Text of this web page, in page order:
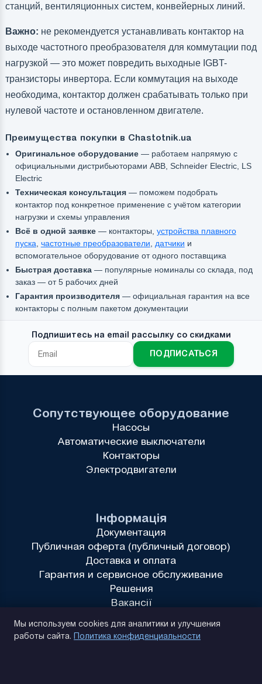
станций, вентиляционных систем, конвейерных линий.
Важно: не рекомендуется устанавливать контактор на
выходе частотного преобразователя для коммутации под
нагрузкой — это может повредить выходные IGBT-
транзисторы инвертора. Если коммутация на выходе
необходима, контактор должен срабатывать только при
нулевой частоте и остановленном двигателе.
Преимущества покупки в Chastotnik.ua
Оригинальное оборудование— работаем напрямую с
официальными дистрибьюторами ABB, Schneider Electric, LS
Electric
Техническая консультация— поможем подобрать
контактор под конкретное применение с учётом категории
нагрузки и схемы управления
Всё в одной заявке— контакторы, устройства плавного
пуска частотные преобразователи датчики и
вспомогательное оборудование от одного поставщика
Быстрая доставка— популярные номиналы со склада, под
заказ — от 5 рабочих дней
Гарантия производителя— официальная гарантия на все
контакторы с полным пакетом документации
Подпишитесь на email рассылку со скидками
ПОДПИСАТЬСЯ
Інформація
Документация
Публичная оферта (публичный договор)
Доставка и оплата
Гарантия и сервисное обслуживание
Решения
Вакансії
Сопутствующее оборудование
Насосы
Автоматические выключатели
Контакторы
Электродвигатели
Мы используем cookies для аналитики и улучшения
работы сайта. Политика конфиденциальности